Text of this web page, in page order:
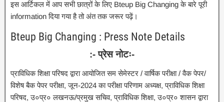
इस आर्टिकल में आप सभी छात्रों के लिए Bteup Big Changing के बारे पूरी
information दिया गया है तो अंत तक जरूर पढ़ें।
Bteup Big Changing : Press Note Details
:- प्रेस नोटः-
प्राविधिक शिक्षा परिषद द्वारा आयोजित सम सेमेस्टर / वार्षिक परीक्षा / वैक पेपर/
विशेष बैक पेपर परीक्षा, जून-2024 का परीक्षा परिणाम अध्यक्ष, प्राविधिक शिक्षा
परिषद, उ०प्र० लखनऊ/प्रमुख सचिव, प्राविधिक शिक्षा, उ०प्र० शासन द्वारा